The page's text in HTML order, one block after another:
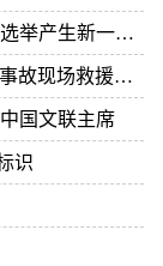
国记协领导机构
援结束 2人遇难
国文联主席
识